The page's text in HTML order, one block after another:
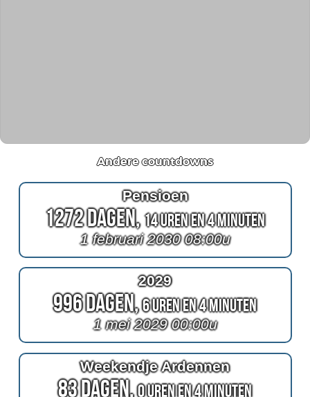
Andere countdowns
Pensioen
1272 Dagen,14 Uren en 4 Minuten
1 februari 2030 08:00u
2029
996 Dagen,6 Uren en 4 Minuten
1 mei 2029 00:00u
Weekendje Ardennen
83 Dagen,0 Uren en 4 Minuten